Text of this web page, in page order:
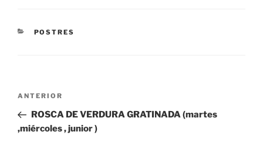
CATEGORÍAS
POSTRES
Navegación
entradas
Entrada
anterior:
ANTERIOR
ROSCA DE VERDURA GRATINADA (martes
,miércoles , junior )